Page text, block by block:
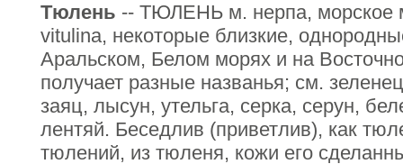
Тюлень -- ТЮЛЕНЬ м. нерпа, морское
vitulina, некоторые близкие,
Аральском, Белом морях и на
получает разные названья; см.
заяц, лысун, утельга, серка, серун,
лентяй. Беседлив (приветлив), как
тюлений, из тюленя, кожи его